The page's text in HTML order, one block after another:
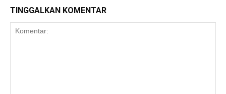
TINGGALKAN KOMENTAR